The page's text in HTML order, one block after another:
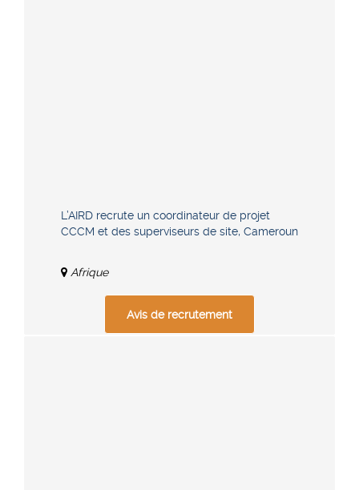
L’AIRD recrute un coordinateur de projet
CCCM et des superviseurs de site, Cameroun
Afrique
Avis de recrutement